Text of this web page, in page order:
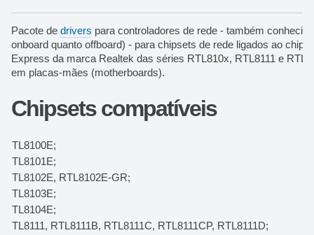
Pacote de drivers para controladores de rede - também
onboard quanto offboard) - para chipsets de rede ligados ao
Express da marca Realtek das séries RTL810x, RTL8111 e
em placas-mães (motherboards).
Chipsets compatíveis
RTL8100E;
RTL8101E;
RTL8102E, RTL8102E-GR;
RTL8103E;
RTL8104E;
RTL8111, RTL8111B, RTL8111C, RTL8111CP, RTL8111D;